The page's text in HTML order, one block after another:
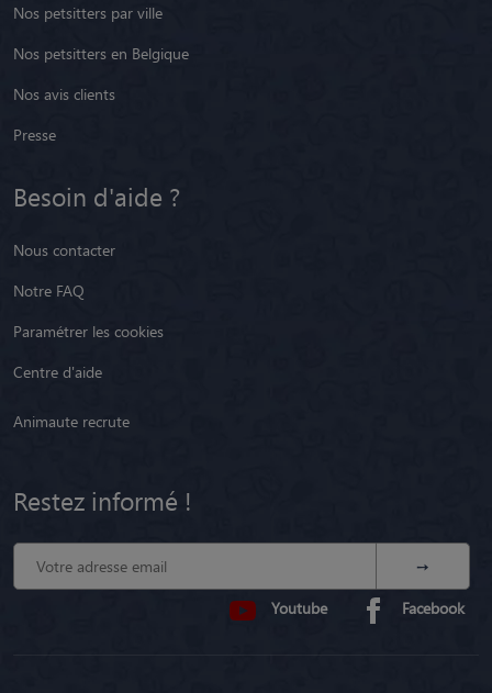
Nos petsitters par ville
Nos petsitters en Belgique
Nos avis clients
Presse
Besoin d'aide ?
Nous contacter
Notre FAQ
Paramétrer les cookies
Centre d'aide
Animaute recrute
Restez informé !
Youtube Facebook